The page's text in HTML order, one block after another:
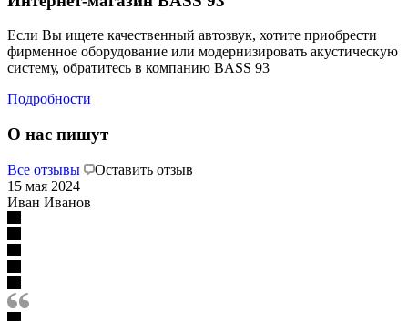
Если Вы ищете качественный автозвук, хотите приобрести
фирменное оборудование или модернизировать акустическую
систему, обратитесь в компанию BASS 93
Подробности
О нас пишут
Все отзывы
Оставить отзыв
15 мая 2024
Иван Иванов